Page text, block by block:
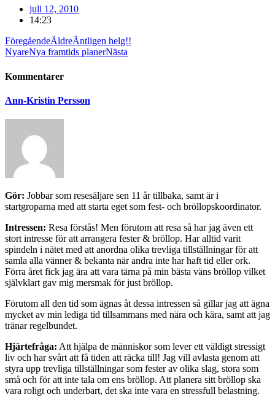
juli 12, 2010
14:23
FöregåendeÄldreÄntligen helg!!
NyareNya framtids planerNästa
Kommentarer
Ann-Kristin Persson
Gör: Jobbar som resesäljare sen 11 år tillbaka, samt är i
startgroparna med att starta eget som fest- och bröllopskoordinator.
Intressen: Resa förstås! Men förutom att resa så har jag även ett
stort intresse för att arrangera fester & bröllop. Har alltid varit
spindeln i nätet med att anordna olika trevliga tillställningar för att
samla alla vänner & bekanta när andra inte har haft tid eller ork.
Förra året fick jag ära att vara tärna på min bästa väns bröllop vilket
självklart gav mig mersmak för just bröllop.
Förutom all den tid som ägnas åt dessa intressen så gillar jag att ägna
mycket av min lediga tid tillsammans med nära och kära, samt att jag
tränar regelbundet.
Hjärtefråga: Att hjälpa de människor som lever ett väldigt stressigt
liv och har svårt att få tiden att räcka till! Jag vill avlasta genom att
styra upp trevliga tillställningar som fester av olika slag, stora som
små och för att inte tala om ens bröllop. Att planera sitt bröllop ska
vara roligt och underbart, det ska inte vara en stressfull belastning.